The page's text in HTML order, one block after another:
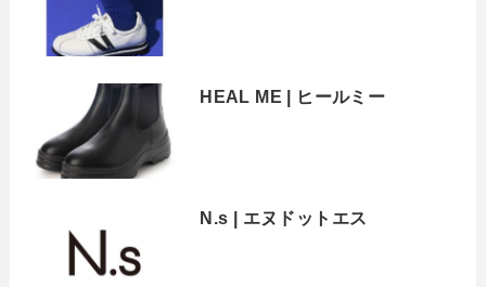
HEAL ME | ヒールミー
N.s | エヌドットエス